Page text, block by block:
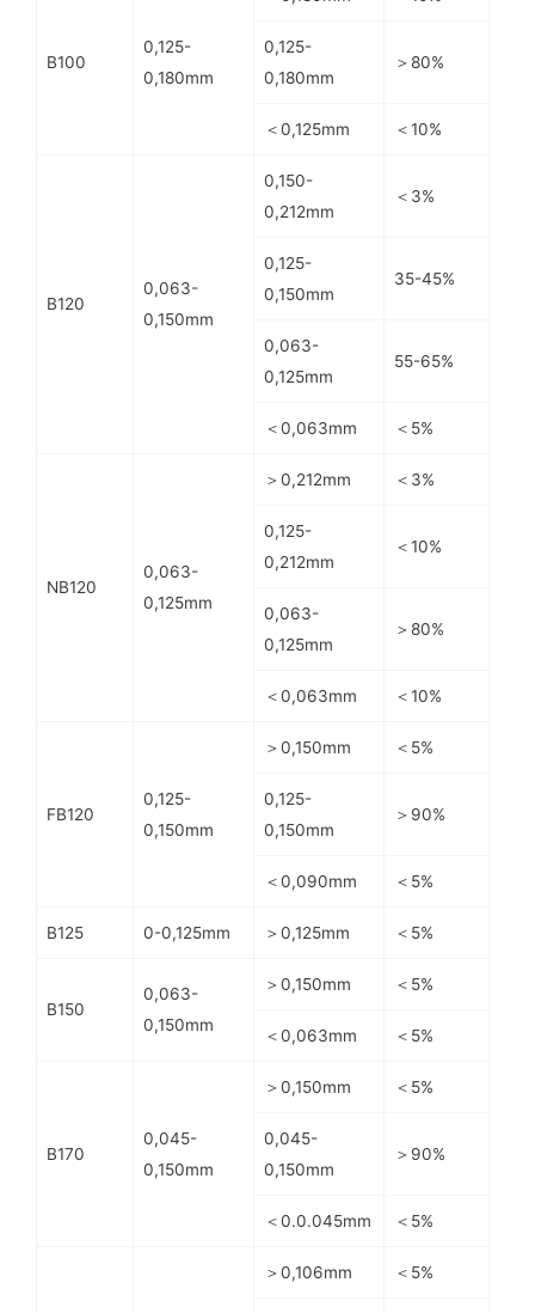
B100
0,125-
0,180mm
0,125-
0,180mm
＞80%
＜0,125mm ＜10%
B120
0,063-
0,150mm
0,150-
0,212mm
＜3%
0,125-
0,150mm
35-45%
0,063-
0,125mm
55-65%
＜0,063mm ＜5%
NB120
0,063-
0,125mm
＞0,212mm ＜3%
0,125-
0,212mm
＜10%
0,063-
0,125mm
＞80%
＜0,063mm ＜10%
FB120
0,125-
0,150mm
＞0,150mm ＜5%
0,125-
0,150mm
＞90%
＜0,090mm ＜5%
B125 0-0,125mm ＞0,125mm ＜5%
B150
0,063-
0,150mm
＞0,150mm ＜5%
＜0,063mm ＜5%
B170
0,045-
0,150mm
＞0,150mm ＜5%
0,045-
0,150mm
＞90%
＜0.0.045mm ＜5%
＞0,106mm ＜5%